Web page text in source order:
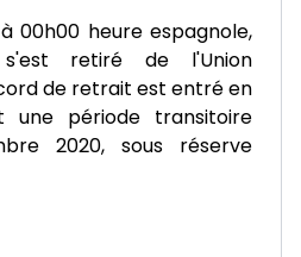
00h00 heure espagnole,
s'est retiré de l'Union
de retrait est entré en
une période transitoire
2020, sous réserve